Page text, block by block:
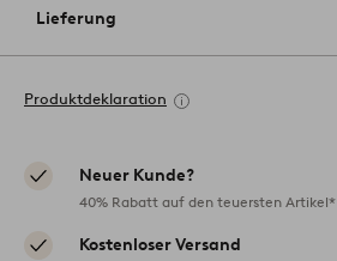
Lieferung
Produktdeklaration
Neuer Kunde?
40% Rabatt auf den teuersten Artikel*
Kostenloser Versand